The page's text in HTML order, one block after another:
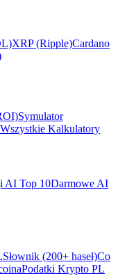
XRP (Ripple)Cardano
Symulator
Wszystkie Kalkulatory
AI Top 10Darmowe AI
Słownik (200+ haseł)Co
Podatki Krypto PL